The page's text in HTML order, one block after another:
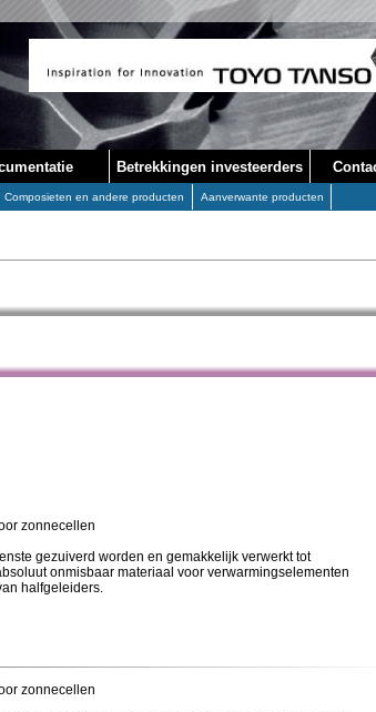
zonnecellen
zonnecellen
gezuiverd worden en gemakkelijk verwerkt tot
onmisbaar materiaal voor verwarmingselementen
halfgeleiders.
Betrekkingen investeerders
Composieten en andere producten Aanverwante producten